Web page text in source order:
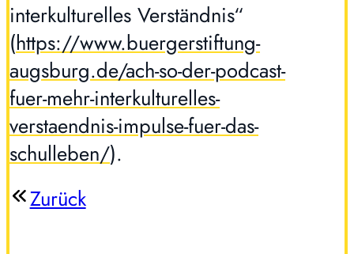
interkulturelles Verständnis“
(https://www.buergerstiftung-
augsburg.de/ach-so-der-podcast-
fuer-mehr-interkulturelles-
verstaendnis-impulse-fuer-das-
schulleben/).
Zurück